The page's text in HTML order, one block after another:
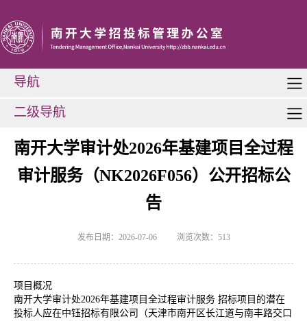
导航
二级导航
南开大学审计处2026年基建项目全过程
审计服务（NK2026F056）公开招标公
告
发布日期：2026-07-06 浏览次数： 513
项目概况
南开大学审计处2026年基建项目全过程审计服务 招标项目的潜在
投标人应在中钰招标有限公司（天津市南开区长江道与南丰路交口